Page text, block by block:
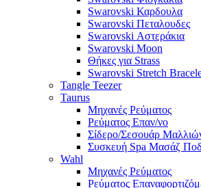
Swarovski Καρδουλα
Swarovski Πεταλουδες
Swarovski Αστεράκια
Swarovski Moon
Θήκες για Strass
Swarovski Stretch
Tangle Teezer
Taurus
Μηχανές Ρεύματος
Ρεύματος Επαν/νο
Σίδερο/Σεσουάρ
Συσκευή Spa Μασάζ
Wahl
Μηχανές Ρεύματος
Ρεύματος